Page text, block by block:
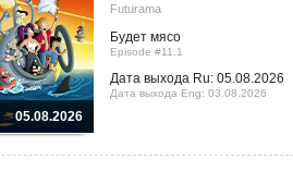
05.08.2026
Futurama
Будет мясо
Episode #11.1
Дата выхода Ru: 05.08.2026
Дата выхода Eng: 03.08.2026